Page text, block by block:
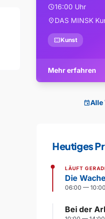
schedule16:00 Uhr
location_onDAS MINSK
confirmation_numberKunst
Mehr erfahren
eventAlle
Heutiges
LÄUFT
Die
06:00 — 10:00
Bei der